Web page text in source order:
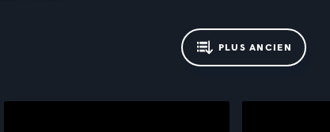
PLUS ANCIEN